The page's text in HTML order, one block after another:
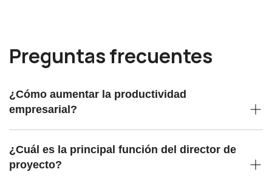
Preguntas frecuentes
¿Cómo aumentar la productividad
empresarial?
¿Cuál es la principal función del director de
proyecto?